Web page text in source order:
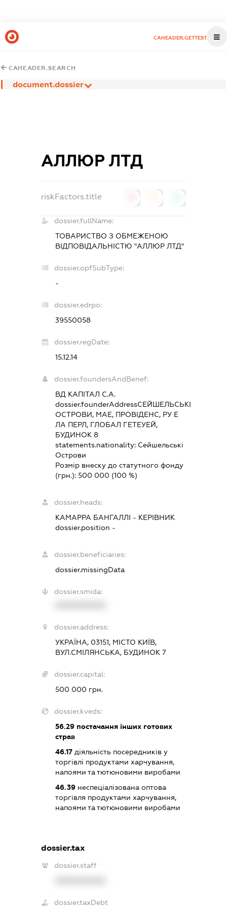
CAHEADER.GETTEST
CAHEADER.SEARCH
document.dossier
АЛЛЮР ЛТД
riskFactors.title
dossier.fullName:
ТОВАРИСТВО З ОБМЕЖЕНОЮ
ВІДПОВІДАЛЬНІСТЮ "АЛЛЮР ЛТД"
dossier.opfSubType:
-
dossier.edrpo:
39550058
dossier.regDate:
15.12.14
dossier.foundersAndBenef:
ВД КАПІТАЛ С.А.
dossier.founderAddressСЕЙШЕЛЬСЬКІ
ОСТРОВИ, МАЕ, ПРОВІДЕНС, РУ Е
ЛА ПЕРЛ, ГЛОБАЛ ГЕТЕУЕЙ,
БУДИНОК 8
statements.nationality: Сейшельські
Острови
Розмір внеску до статутного фонду
(грн.):500 000 (100 %)
dossier.heads:
КАМАРРА БАНГАЛЛІ - КЕРІВНИК
dossier.position -
dossier.beneficiaries:
dossier.missingData
dossier.smida:
dossier.address:
УКРАЇНА, 03151, МІСТО КИЇВ,
ВУЛ.СМІЛЯНСЬКА, БУДИНОК 7
dossier.capital:
500 000 грн.
dossier.kveds:
56.29 постачання інших готових
страв
46.17 діяльність посередників у
торгівлі продуктами харчування,
напоями та тютюновими виробами
46.39 неспеціалізована оптова
торгівля продуктами харчування,
напоями та тютюновими виробами
dossier.tax
dossier.staff
dossier.taxDebt